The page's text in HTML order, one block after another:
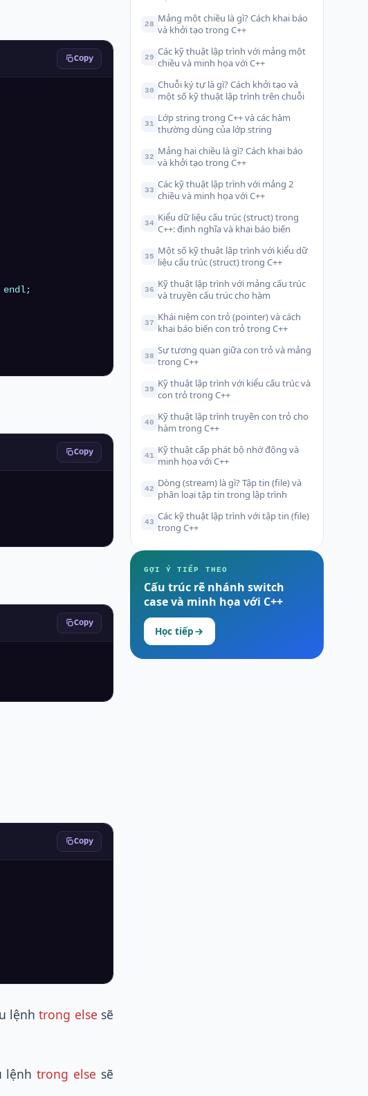
Copy
endl;
Copy
Copy
Copy
lệnhtrong else sẽ
lệnhtrong else sẽ
28 Mảng một chiều là gì? Cách khai báo
và khởi tạo trong C++
29 Các kỹ thuật lập trình với mảng một
chiều và minh họa với C++
30 Chuỗi ký tự là gì? Cách khởi tạo và
một số kỹ thuật lập trình trên chuỗi
31 Lớp string trong C++ và các hàm
thường dùng của lớp string
32 Mảng hai chiều là gì? Cách khai báo
và khởi tạo trong C++
33 Các kỹ thuật lập trình với mảng 2
chiều và minh họa với C++
34 Kiểu dữ liệu cấu trúc (struct) trong
C++: định nghĩa và khai báo biến
35 Một số kỹ thuật lập trình với kiểu dữ
liệu cấu trúc (struct) trong C++
36 Kỹ thuật lập trình với mảng cấu trúc
và truyền cấu trúc cho hàm
37 Khái niệm con trỏ (pointer) và cách
khai báo biến con trỏ trong C++
38 Sự tương quan giữa con trỏ và mảng
trong C++
39 Kỹ thuật lập trình với kiểu cấu trúc và
con trỏ trong C++
40 Kỹ thuật lập trình truyền con trỏ cho
hàm trong C++
41 Kỹ thuật cấp phát bộ nhớ động và
minh họa với C++
42 Dòng (stream) là gì? Tập tin (file) và
phân loại tập tin trong lập trình
43 Các kỹ thuật lập trình với tập tin (file)
trong C++
GỢI Ý TIẾP THEO
Cấu trúc rẽ nhánh switch
case và minh họa với C++
Học tiếp